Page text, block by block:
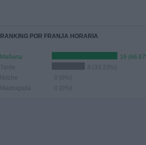
RANKING POR FRANJA HORARIA
Mañana
16
Tarde
8 (33.33%)
Noche
0 (0%)
Madrugada
0 (0%)